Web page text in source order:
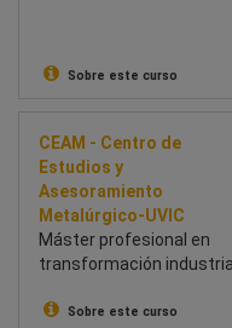
Sobre este curso
CEAM - Centro de
Estudios y
Asesoramiento
Metalúrgico-UVIC
Máster profesional en
transformación industrial:
prácticas en empresas.
Sobre este curso